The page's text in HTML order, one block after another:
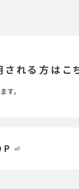
される方はこ
す。